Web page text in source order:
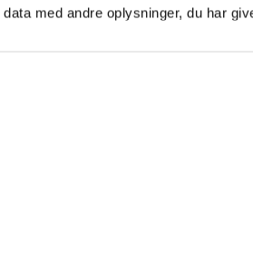
med andre oplysninger, du har